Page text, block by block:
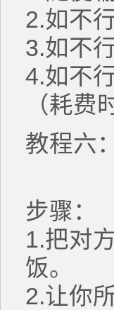
2.如不
3.如不
4.如不
（耗
教程六：
步骤：
1.把对
饭。
2.让你